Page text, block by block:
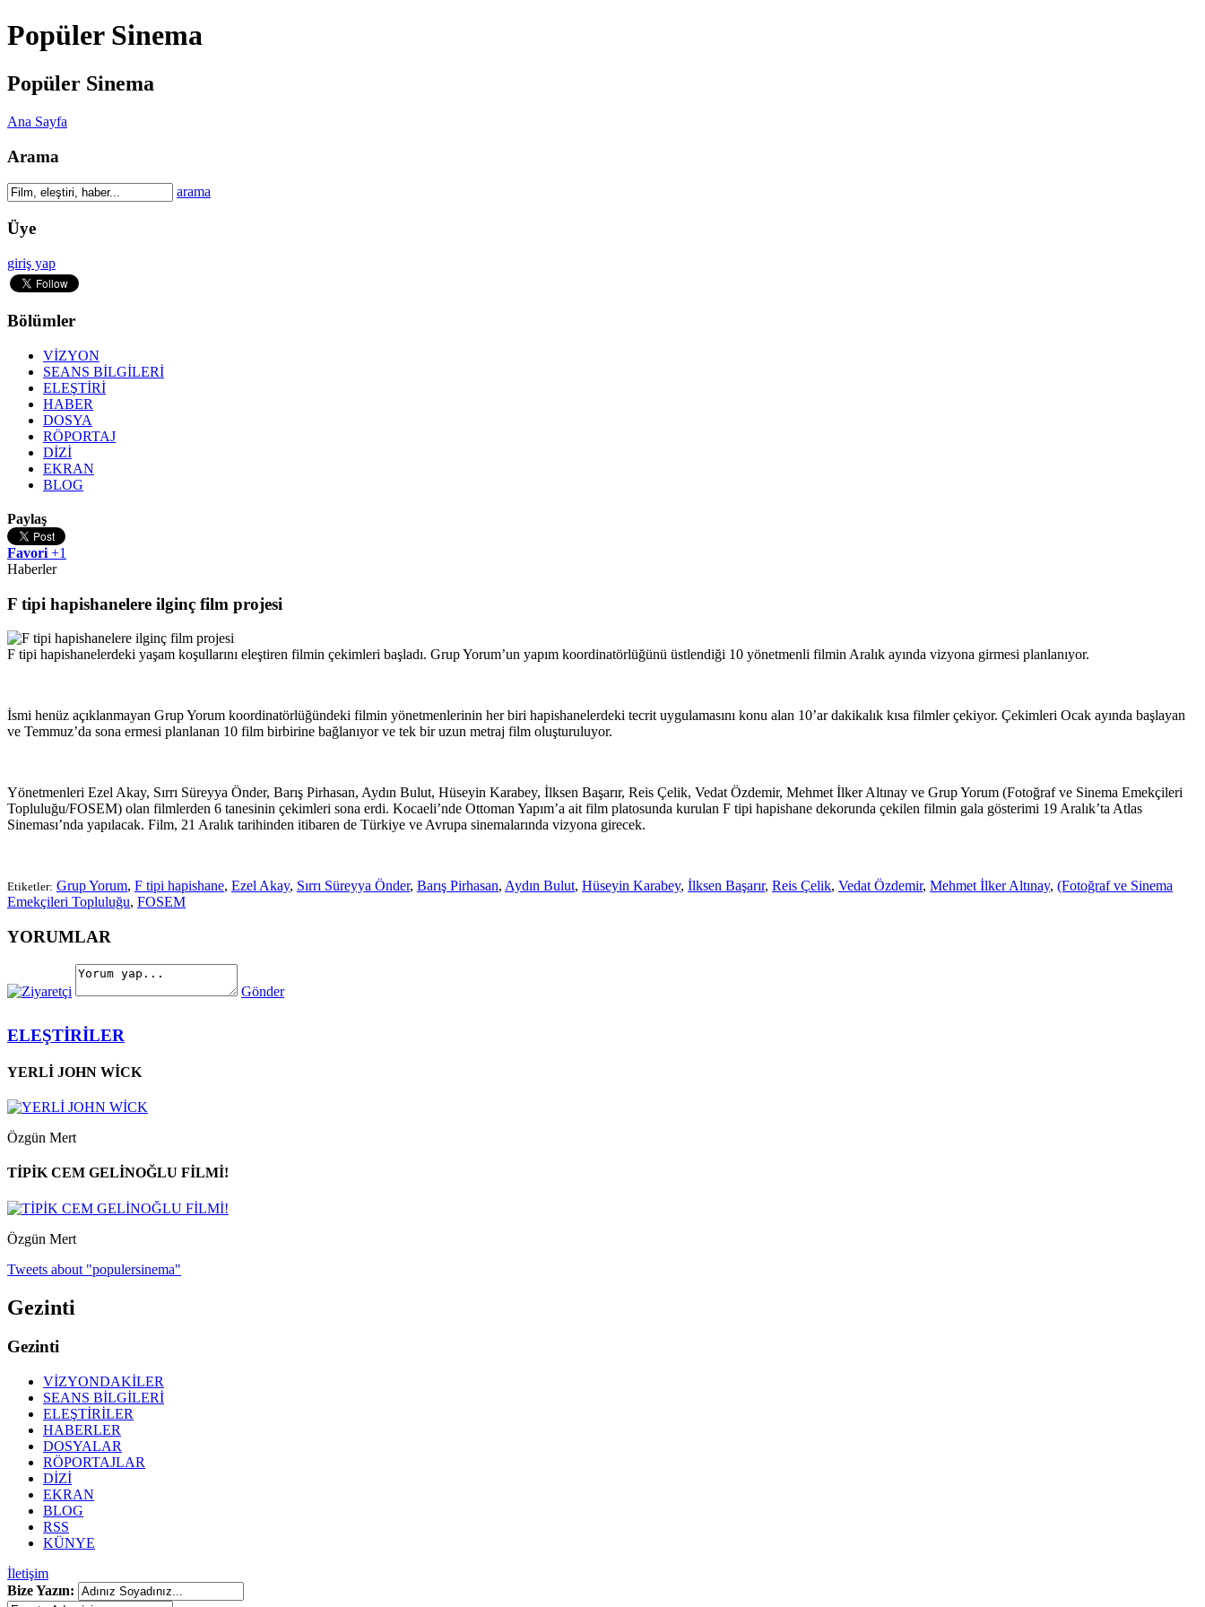
Popüler Sinema
Popüler Sinema
Ana Sayfa
Arama
arama
Üye
giriş yap
Bölümler
VİZYON
SEANS BİLGİLERİ
ELEŞTİRİ
HABER
DOSYA
RÖPORTAJ
DİZİ
EKRAN
BLOG
Paylaş
Favori +1
Haberler
F tipi hapishanelere ilginç film projesi
F tipi hapishanelerdeki yaşam koşullarını eleştiren filmin çekimleri başladı. Grup Yorum’un yapım koordinatörlüğünü üstlendiği 10 yönetmenli filmin Aralık ayında vizyona girmesi planlanıyor.
İsmi henüz açıklanmayan Grup Yorum koordinatörlüğündeki filmin yönetmenlerinin her biri hapishanelerdeki tecrit uygulamasını konu alan 10’ar dakikalık kısa filmler çekiyor. Çekimleri Ocak ayında başlayan
ve Temmuz’da sona ermesi planlanan 10 film birbirine bağlanıyor ve tek bir uzun metraj film oluşturuluyor.
Yönetmenleri Ezel Akay, Sırrı Süreyya Önder, Barış Pirhasan, Aydın Bulut, Hüseyin Karabey, İlksen Başarır, Reis Çelik, Vedat Özdemir, Mehmet İlker Altınay ve Grup Yorum (Fotoğraf ve Sinema Emekçileri
Topluluğu/FOSEM) olan filmlerden 6 tanesinin çekimleri sona erdi. Kocaeli’nde Ottoman Yapım’a ait film platosunda kurulan F tipi hapishane dekorunda çekilen filmin gala gösterimi 19 Aralık’ta Atlas
Sineması’nda yapılacak. Film, 21 Aralık tarihinden itibaren de Türkiye ve Avrupa sinemalarında vizyona girecek.
Etiketler: Grup Yorum, F tipi hapishane, Ezel Akay, Sırrı Süreyya Önder, Barış Pirhasan, Aydın Bulut, Hüseyin Karabey, İlksen Başarır, Reis Çelik, Vedat Özdemir, Mehmet İlker Altınay, (Fotoğraf ve Sinema
Emekçileri Topluluğu, FOSEM
YORUMLAR
Gönder
ELEŞTİRİLER
YERLİ JOHN WİCK
Özgün Mert
TİPİK CEM GELİNOĞLU FİLMİ!
Özgün Mert
Tweets about "populersinema"
Gezinti
Gezinti
VİZYONDAKİLER
SEANS BİLGİLERİ
ELEŞTİRİLER
HABERLER
DOSYALAR
RÖPORTAJLAR
DİZİ
EKRAN
BLOG
RSS
KÜNYE
İletişim
Bize Yazın: